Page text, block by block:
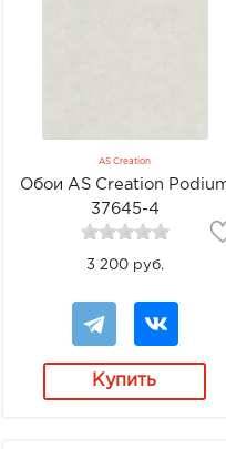
AS Creation
Обои AS Creation
37645-4
3 200 руб.
Купить